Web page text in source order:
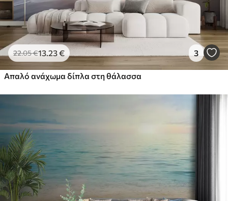
22.05€13.23€ 3
Απαλό ανάχωμα δίπλα στη θάλασσα